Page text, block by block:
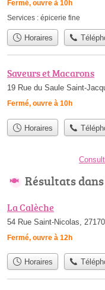
Fermé, ouvre à 10h
Services : épicerie fine
Horaires
Saveurs et Macarons
19 Rue du Saule Saint-
Fermé, ouvre à 10h
Horaires
Résultats
La Calèche
54 Rue Saint-Nicolas,
Fermé, ouvre à 12h
Horaires